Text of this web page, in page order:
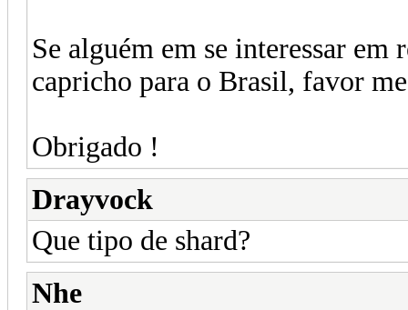
Se alguém em se interessar
capricho para o Brasil, favor
Obrigado !
Drayvock
Que tipo de shard?
Nhe